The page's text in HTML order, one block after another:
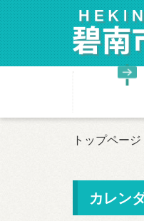
トップページ
カレン